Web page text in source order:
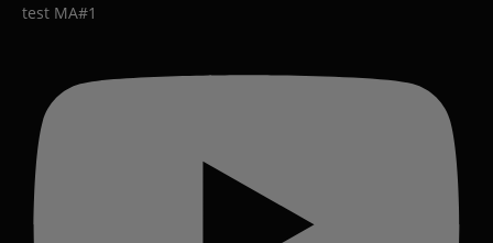
test MA#1